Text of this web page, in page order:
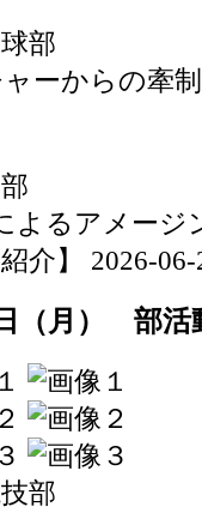
部
ャーからの牽
よるアメージ
紹介】 2026-
（月） 部活
部